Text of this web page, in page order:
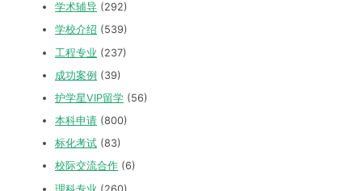
学术辅导 (292)
学校介绍 (539)
工程专业 (237)
成功案例 (39)
护学星VIP留学 (56)
本科申请 (800)
标化考试 (83)
校际交流合作 (6)